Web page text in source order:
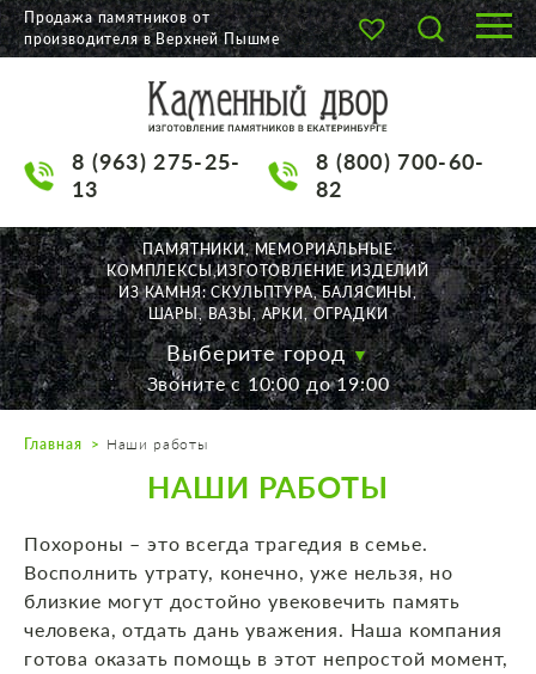
О КОМПАНИИ
НАШИ РАБОТЫ
АКЦИИ
ДОСТАВКА
КОНТАКТЫ
K2532513@yandex.ru
Пн. — Пт. с 10:00 до 19:00
Продажа памятников от
производителя в Верхней Пышме
8 (963) 275-25-
13
8 (800) 700-60-
82
ПАМЯТНИКИ, МЕМОРИАЛЬНЫЕ
КОМПЛЕКСЫ,ИЗГОТОВЛЕНИЕ ИЗДЕЛИЙ
ИЗ КАМНЯ: СКУЛЬПТУРА, БАЛЯСИНЫ,
ШАРЫ, ВАЗЫ, АРКИ, ОГРАДКИ
Выберите город
Звоните с 10:00 до 19:00
Главная Наши работы
НАШИ РАБОТЫ
Похороны – это всегда трагедия в семье.
Восполнить утрату, конечно, уже нельзя, но
близкие могут достойно увековечить память
человека, отдать дань уважения. Наша компания
готова оказать помощь в этот непростой момент,